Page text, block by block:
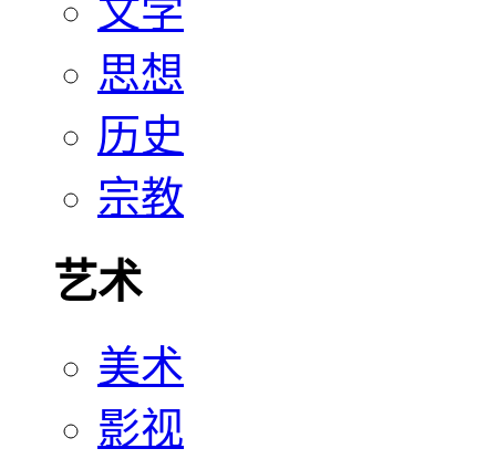
文学
思想
历史
宗教
艺术
美术
影视